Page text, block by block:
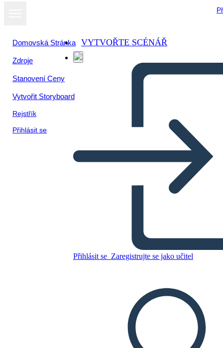
Domovská Stránka
Zdroje
Stanovení Ceny
Vytvořit Storyboard
Rejstřík
Přihlásit se
VYTVOŘTE SCÉNÁŘ
Přihlásit se Zaregistrujte se jako učitel
Zkopírujte tento scénář
VYTVOŘIT STORYBOARD
PŘEHRÁT PREZENTACI
PŘEČTI MI
Zobrazit jako
prezentaci